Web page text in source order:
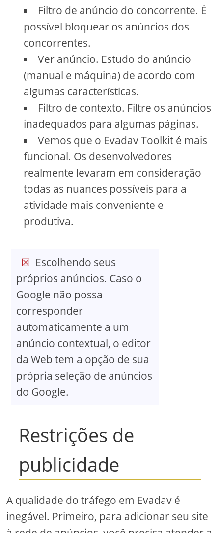
Filtro de anúncio do concorrente. É
possível bloquear os anúncios dos
concorrentes.
Ver anúncio. Estudo do anúncio
(manual e máquina) de acordo com
algumas características.
Filtro de contexto. Filtre os anúncios
inadequados para algumas páginas.
Vemos que o Evadav Toolkit é mais
funcional. Os desenvolvedores
realmente levaram em consideração
todas as nuances possíveis para a
atividade mais conveniente e
produtiva.
Escolhendo seus
próprios anúncios. Caso o
Google não possa
corresponder
automaticamente a um
anúncio contextual, o editor
da Web tem a opção de sua
própria seleção de anúncios
do Google.
Restrições de
publicidade
A qualidade do tráfego em Evadav é
inegável. Primeiro, para adicionar seu site